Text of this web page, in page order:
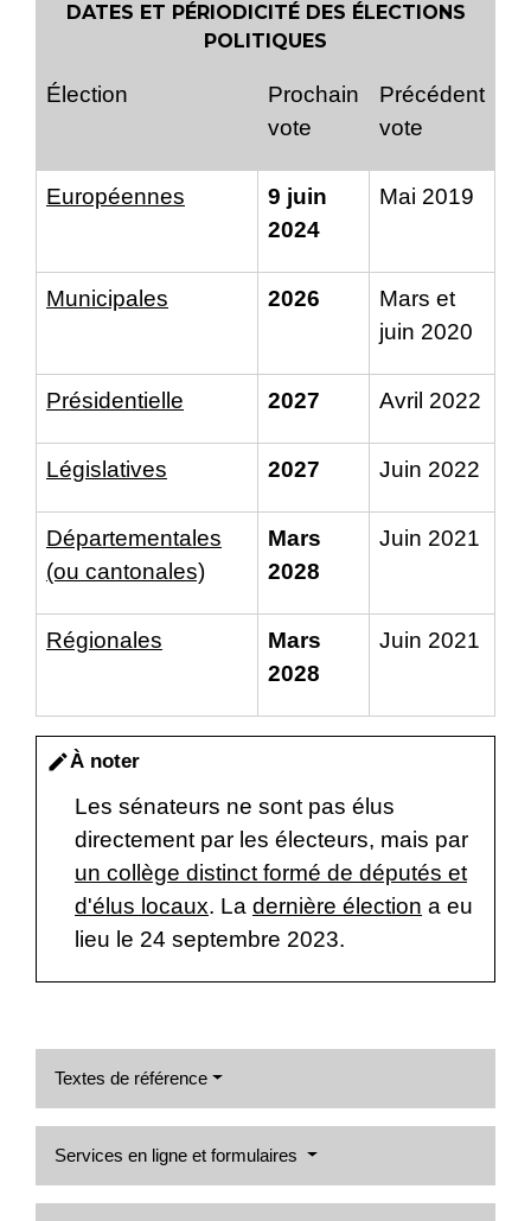
DATES ET PÉRIODICITÉ DES ÉLECTIONS
POLITIQUES
Élection
Prochain
vote
Précédent
vote
Européennes
9 juin
2024
Mai 2019
Municipales 2026
Mars et
juin 2020
Présidentielle 2027 Avril 2022
Législatives 2027 Juin 2022
Départementales
(ou cantonales)
Mars
2028
Juin 2021
Régionales
Mars
2028
Juin 2021
editÀ noter
Les sénateurs ne sont pas élus
directement par les électeurs, mais par
un collège distinct formé de députés et
d'élus locaux. La dernière élection a eu
lieu le 24 septembre 2023.
Textes de référence
Services en ligne et formulaires